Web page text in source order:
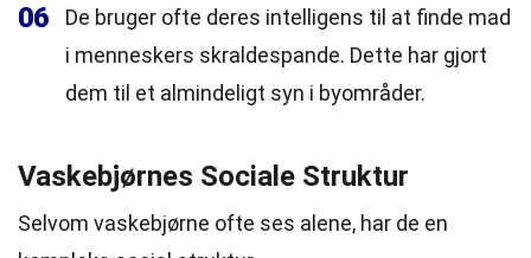
06
De bruger ofte deres intelligens til at finde mad
i menneskers skraldespande. Dette har gjort
dem til et almindeligt syn i byområder.
Vaskebjørnes Sociale Struktur
Selvom vaskebjørne ofte ses alene, har de en